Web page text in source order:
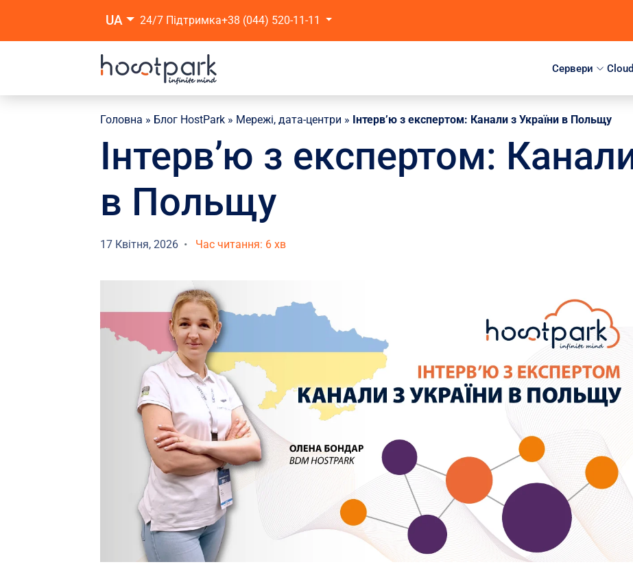
UA 24/7 Підтримка+38 (044) 520-11-11
Сервери Cloud
Головна » Блог HostPark » Мережі, дата-центри » Інтерв’ю з експертом: Канали з України в Польщу
Інтерв’ю з експертом:
в Польщу
17 Квітня, 2026 Час читання: 6 хв